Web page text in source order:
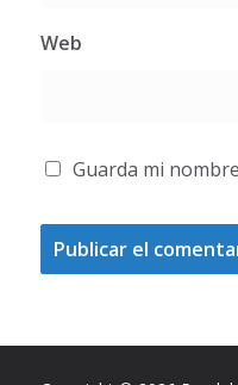
Web
Guarda mi